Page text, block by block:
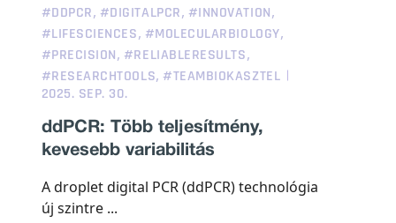
#DDPCR, #DIGITALPCR, #INNOVATION,
#LIFESCIENCES, #MOLECULARBIOLOGY,
#PRECISION, #RELIABLERESULTS,
#RESEARCHTOOLS, #TEAMBIOKASZTEL
2025. SEP. 30.
ddPCR: Több teljesítmény,
kevesebb variabilitás
A droplet digital PCR (ddPCR) technológia
új szintre ...